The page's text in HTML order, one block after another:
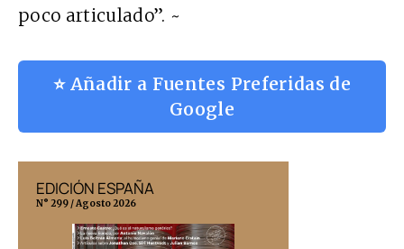
poco articulado”. ~
⭐ Añadir a Fuentes Preferidas de
Google
EDICIÓN ESPAÑA
N° 299 / Agosto 2026